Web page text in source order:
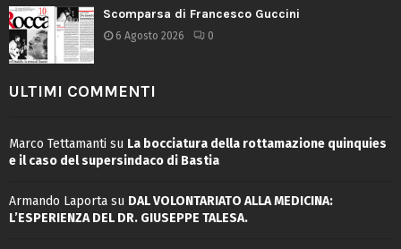
Scomparsa di Francesco Guccini
6 Agosto 2026 0
ULTIMI COMMENTI
Marco Tettamanti su La bocciatura della rottamazione quinquies
e il caso del supersindaco di Bastia
Armando Laporta su DAL VOLONTARIATO ALLA MEDICINA:
L’ESPERIENZA DEL DR. GIUSEPPE TALESA.